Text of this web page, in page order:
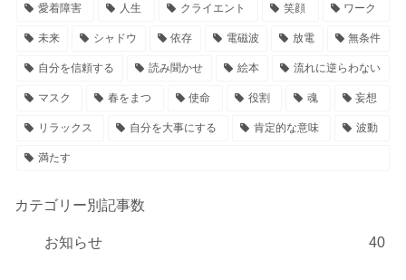
愛着障害 人生 クライエント 笑顔 ワーク
未来 シャドウ 依存 電磁波 放電 無条件
自分を信頼する 読み聞かせ 絵本 流れに逆らわない
マスク 春をまつ 使命 役割 魂 妄想
リラックス 自分を大事にする 肯定的な意味 波動
満たす
カテゴリー別記事数
お知らせ 40